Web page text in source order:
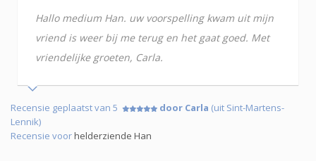
Hallo medium Han. uw voorspelling kwam uit mijn
vriend is weer bij me terug en het gaat goed. Met
vriendelijke groeten, Carla.
Recensie geplaatst van 5 door Carla (uit Sint-Martens-
Lennik)
Recensie voorhelderziende Han